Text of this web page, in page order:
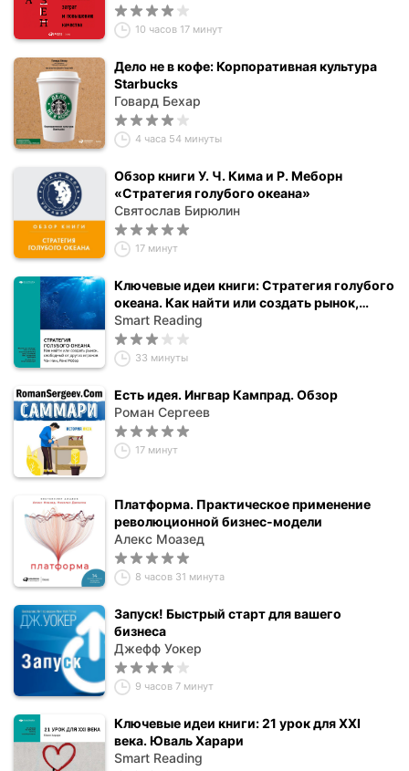
10 часов 17 минут
Дело не в кофе: Корпоративная культура
Starbucks
Говард Бехар
4 часа 54 минуты
Обзор книги У. Ч. Кима и Р. Меборн
«Стратегия голубого океана»
Святослав Бирюлин
17 минут
Ключевые идеи книги: Стратегия голубого
океана. Как найти или создать рынок,
свободный от других игроков. Чан Ким,
Рене Моборн
Smart Reading
33 минуты
Есть идея. Ингвар Кампрад. Обзор
Роман Сергеев
17 минут
Платформа. Практическое применение
революционной бизнес-модели
Алекс Моазед
8 часов 31 минута
Запуск! Быстрый старт для вашего
бизнеса
Джефф Уокер
9 часов 7 минут
Ключевые идеи книги: 21 урок для XXI
века. Юваль Харари
Smart Reading